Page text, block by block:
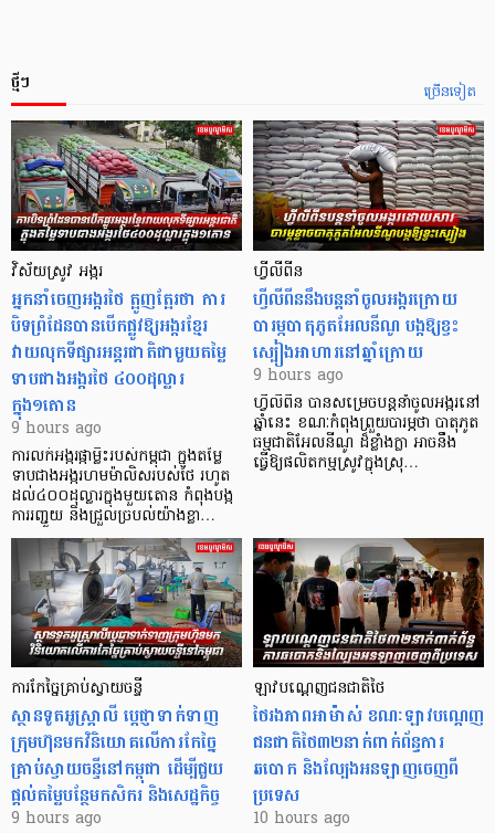
ច្រើនទៀត
ថ្មីៗ
វិស័យស្រូវ អង្ករ
អ្នកនាំចេញអង្ករថៃ ត្អូញត្អែរថា ការ
បិទព្រំដែនបានបើកផ្លូវឱ្យអង្ករខ្មែរ
វាយលុកទីផ្សារអន្តរជាតិជាមួយតម្លៃ
ទាបជាងអង្ករថៃ ៤០០ដុល្លារ
ក្នុង១តោន
9 hours ago
ការលក់អង្ករផ្កាម្លិះរបស់កម្ពុជា ក្នុងតម្លៃ
ទាបជាងអង្ករហមម៉ាលិសរបស់ថៃ រហូត
ដល់៤០០ដុល្លារក្នុងមួយតោន កំពុងបង្ក
ការរញ្ជួយ និងជ្រួលច្របល់យ៉ាងខ្លា…
ហ្វីលីពីន
ហ្វីលីពីននឹងបន្តនាំចូលអង្ករក្រោយ
បារម្ភបាតុភូតអែលនីណូ បង្កឱ្យខ្វះ
ស្បៀងអាហារនៅឆ្នាំក្រោយ
9 hours ago
ហ្វីលីពីន បាន​សម្រេចបន្តនាំចូលអង្ករនៅ
ឆ្នាំនេះ ខណៈកំពុងព្រួយបារម្ភថា បាតុភូត
ធម្មជាតិអែលនីណូ ដ៏ខ្លាំងក្លា​ អាចនឹង
ធ្វើឱ្យផលិតកម្មស្រូវក្នុងស្រុ…
ការកែច្នៃគ្រាប់ស្វាយចន្ទី
ស្ថានទូតអូស្ត្រាលី ប្តេជ្ញាទាក់ទាញ
ក្រុមហ៊ុនមក​វិនិយោគលើការកែច្នៃ
គ្រាប់ស្វាយចន្ទីនៅកម្ពុជា ដើម្បីជួយ
ផ្តល់តម្លៃបន្ថែមកសិករ និងសេដ្ឋកិច្ច
9 hours ago
ឡាវបណ្តេញជនជាតិថៃ
ថៃរងភាពអាម៉ាស់ ខណៈឡាវបណ្តេញ
ជនជាតិថៃ៣២នាក់ពាក់ព័ន្ធការ
ឆបោក និងល្បែងអនឡាញចេញពី
ប្រទេស
10 hours ago